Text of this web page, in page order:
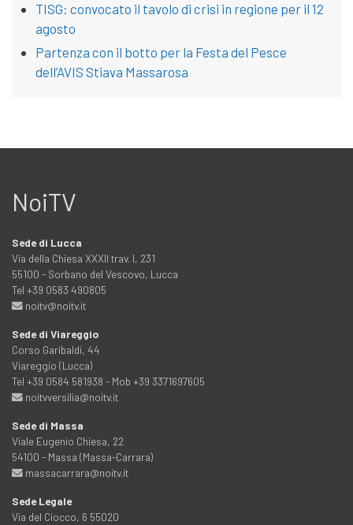
TISG: convocato il tavolo di crisi in regione per il 12
agosto
Partenza con il botto per la Festa del Pesce
dell’AVIS Stiava Massarosa
NoiTV
Sede di Lucca
Via della Chiesa XXXII trav. I, 231
55100 - Sorbano del Vescovo, Lucca
Tel +39 0583 490805
noitv@noitv.it
Sede di Viareggio
Corso Garibaldi, 44
Viareggio (Lucca)
Tel +39 0584 581938 - Mob +39 3371697605
noitvversilia@noitv.it
Sede di Massa
Viale Eugenio Chiesa, 22
54100 - Massa (Massa-Carrara)
massacarrara@noitv.it
Sede Legale
Via del Ciocco, 6 55020